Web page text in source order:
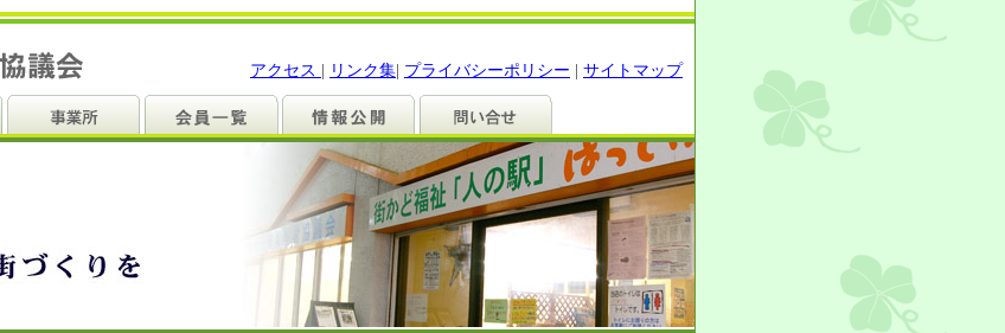
アクセス リンク集 プライバシーポリシー サイトマップ